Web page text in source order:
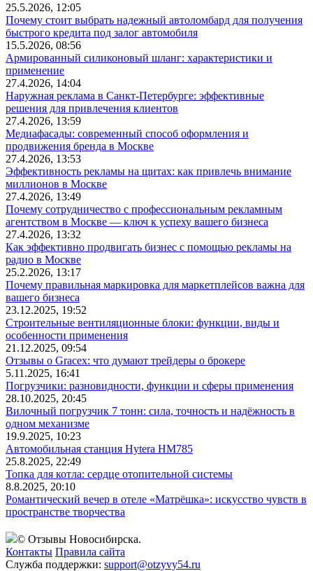
25.5.2026, 12:05
Почему стоит выбрать надежный автоломбард для получения
быстрого кредита под залог автомобиля
15.5.2026, 08:56
Армированный силиконовый шланг: характеристики и
применение
27.4.2026, 14:04
Наружная реклама в Санкт-Петербурге: эффективные
решения для привлечения клиентов
27.4.2026, 13:59
Медиафасады: современный способ оформления и
продвижения бренда в Москве
27.4.2026, 13:53
Эффективность рекламы на щитах: как привлечь внимание
миллионов в Москве
27.4.2026, 13:49
Почему сотрудничество с профессиональным рекламным
агентством в Москве — ключ к успеху вашего бизнеса
27.4.2026, 13:32
Как эффективно продвигать бизнес с помощью рекламы на
радио в Москве
25.2.2026, 13:17
Почему правильная маркировка для маркетплейсов важна для
вашего бизнеса
23.12.2025, 19:52
Строительные вентиляционные блоки: функции, виды и
особенности применения
21.12.2025, 09:54
Отзывы о Gracex: что думают трейдеры о брокере
5.11.2025, 16:41
Погрузчики: разновидности, функции и сферы применения
28.10.2025, 20:45
Вилочный погрузчик 7 тонн: сила, точность и надёжность в
одном механизме
19.9.2025, 10:23
Автомобильная станция Hytera HM785
25.8.2025, 22:49
Топка для котла: сердце отопительной системы
8.8.2025, 20:10
Романтический вечер в отеле «Матрёшка»: искусство чувств в
пространстве творчества
© Отзывы Новосибирска.
Контакты Правила сайта
Служба поддержки: support@otzyvy54.ru